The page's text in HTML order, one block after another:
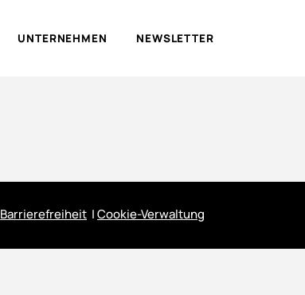
UNTERNEHMEN NEWSLETTER
Barrierefreiheit |Cookie-Verwaltung